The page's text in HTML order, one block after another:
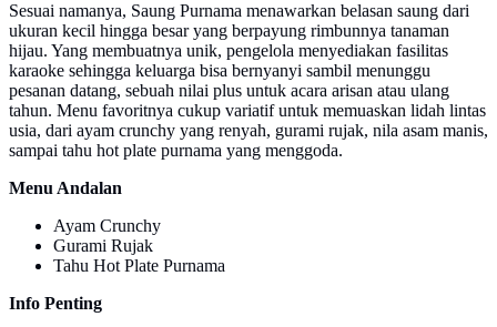
Sesuai namanya, Saung Purnama menawarkan belasan saung dari
ukuran kecil hingga besar yang berpayung rimbunnya tanaman
hijau. Yang membuatnya unik, pengelola menyediakan fasilitas
karaoke sehingga keluarga bisa bernyanyi sambil menunggu
pesanan datang, sebuah nilai plus untuk acara arisan atau ulang
tahun. Menu favoritnya cukup variatif untuk memuaskan lidah lintas
usia, dari ayam crunchy yang renyah, gurami rujak, nila asam manis,
sampai tahu hot plate purnama yang menggoda.
Menu Andalan
Ayam Crunchy
Gurami Rujak
Tahu Hot Plate Purnama
Info Penting